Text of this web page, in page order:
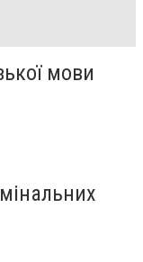
мови